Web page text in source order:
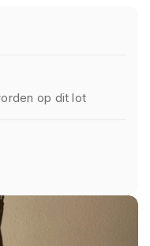
op dit lot